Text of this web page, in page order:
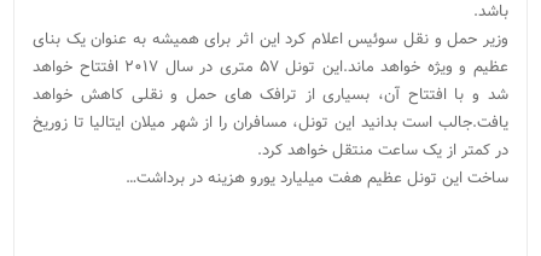
باشد.
وزیر حمل و نقل سوئیس اعلام کرد این اثر برای همیشه به عنوان یک بنای
عظیم و ویژه خواهد ماند.این تونل ۵۷ متری در سال ۲۰۱۷ افتتاح خواهد
شد و با افتتاح آن، بسیاری از ترافک های حمل و نقلی کاهش خواهد
یافت.جالب است بدانید این تونل، مسافران را از شهر میلان ایتالیا تا زوریخ
در کمتر از یک ساعت منتقل خواهد کرد.
ساخت این تونل عظیم هفت میلیارد یورو هزینه در برداشت…